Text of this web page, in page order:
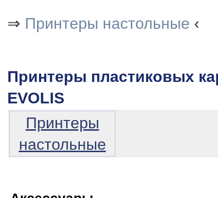
⇒ Принтеры настольные ‹
Принтеры пластиковых
EVOLIS
Принтеры
настольные